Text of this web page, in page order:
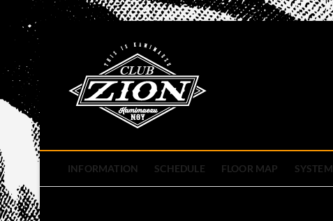
content
INFORMATION SCHEDULE FLOOR MAP SYSTEM